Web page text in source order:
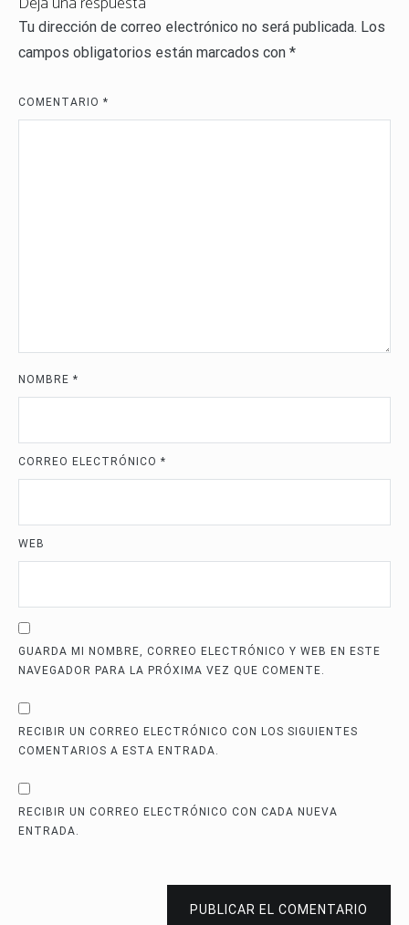
Tu dirección de correo electrónico no será publicada. Los
campos obligatorios están marcados con *
COMENTARIO *
NOMBRE *
CORREO ELECTRÓNICO *
WEB
GUARDA MI NOMBRE, CORREO ELECTRÓNICO Y WEB EN ESTE
NAVEGADOR PARA LA PRÓXIMA VEZ QUE COMENTE.
RECIBIR UN CORREO ELECTRÓNICO CON LOS SIGUIENTES
COMENTARIOS A ESTA ENTRADA.
RECIBIR UN CORREO ELECTRÓNICO CON CADA NUEVA
ENTRADA.
PUBLICAR EL COMENTARIO